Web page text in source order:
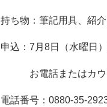
持ち物：筆記用具、紹
申込：7月8日（水曜日
お電話またはカウン
電話番号：0880-35-